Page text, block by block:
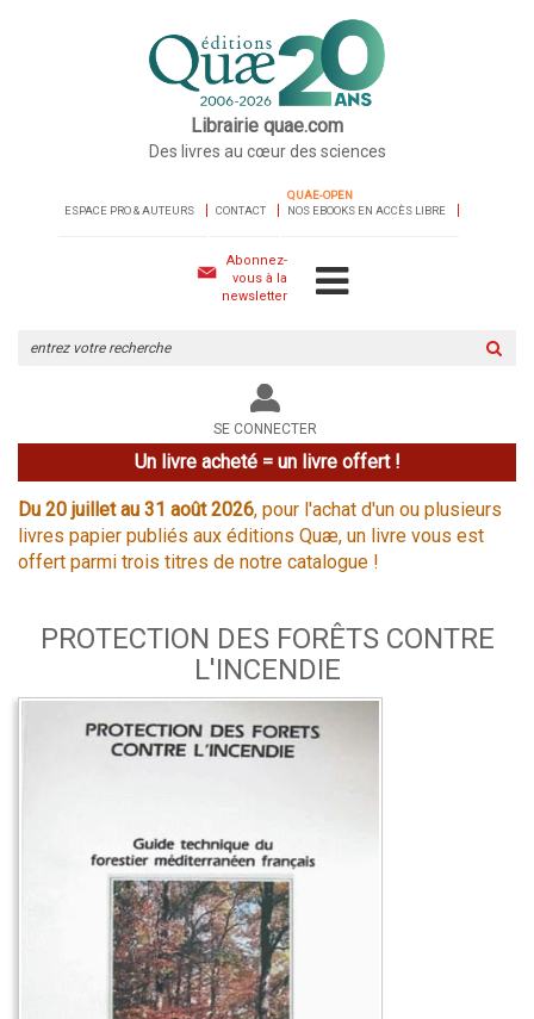
Librairie quae.com
Des livres au cœur des sciences
ESPACE PRO & AUTEURS CONTACT
QUAE-OPEN
NOS EBOOKS EN ACCÈS LIBRE
Abonnez-
vous à la
newsletter
le
site
SE CONNECTER
Un livre acheté = un livre offert !
Du 20 juillet au 31 août 2026, pour l'achat d'un ou plusieurs
livres papier publiés aux éditions Quæ, un livre vous est
offert parmi trois titres de notre catalogue !
PROTECTION DES FORÊTS CONTRE
L'INCENDIE